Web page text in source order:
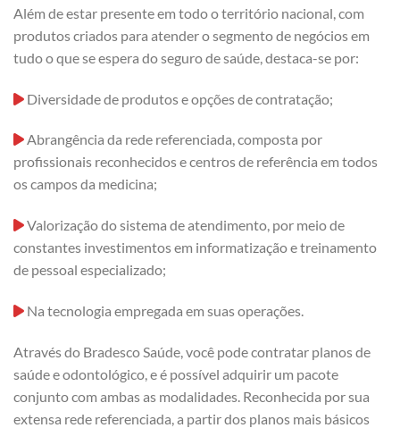
Além de estar presente em todo o território nacional, com
produtos criados para atender o segmento de negócios em
tudo o que se espera do seguro de saúde, destaca-se por:
Diversidade de produtos e opções de contratação;
Abrangência da rede referenciada, composta por
profissionais reconhecidos e centros de referência em todos
os campos da medicina;
Valorização do sistema de atendimento, por meio de
constantes investimentos em informatização e treinamento
de pessoal especializado;
Na tecnologia empregada em suas operações.
Através do Bradesco Saúde, você pode contratar planos de
saúde e odontológico, e é possível adquirir um pacote
conjunto com ambas as modalidades. Reconhecida por sua
extensa rede referenciada, a partir dos planos mais básicos